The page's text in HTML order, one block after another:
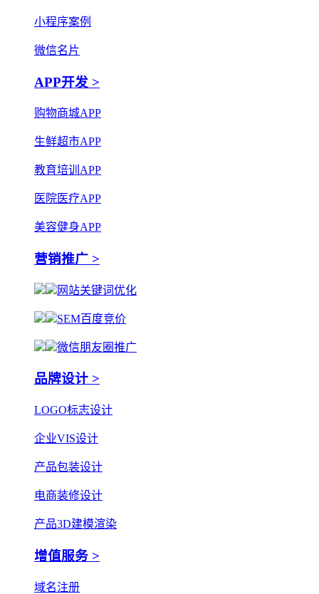
小程序案例
微信名片
APP开发 >
购物商城APP
生鲜超市APP
教育培训APP
医院医疗APP
美容健身APP
营销推广 >
网站关键词优化
SEM百度竞价
微信朋友圈推广
品牌设计 >
LOGO标志设计
企业VIS设计
产品包装设计
电商装修设计
产品3D建模渲染
增值服务 >
域名注册